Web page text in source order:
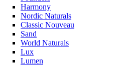
Harmony
Nordic Naturals
Classic Nouveau
Sand
World Naturals
Lux
Lumen